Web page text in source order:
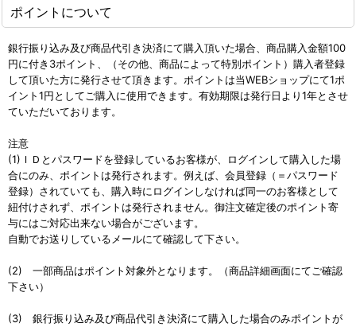
ポイントについて
銀行振り込み及び商品代引き決済にて購入頂いた場合、商品購入金額100
円に付き3ポイント、（その他、商品によって特別ポイント）購入者登録
して頂いた方に発行させて頂きます。ポイントは当WEBショップにて1ポ
イント1円としてご購入に使用できます。有効期限は発行日より1年とさせ
ていただいております。
注意
(1)ＩＤとパスワードを登録しているお客様が、ログインして購入した場
合にのみ、ポイントは発行されます。例えば、会員登録（＝パスワード
登録）されていても、購入時にログインしなければ同一のお客様として
紐付けされず、ポイントは発行されません。御注文確定後のポイント寄
与にはご対応出来ない場合がございます。
自動でお送りしているメールにて確認して下さい。
(2) 一部商品はポイント対象外となります。（商品詳細画面にてご確認
下さい）
(3) 銀行振り込み及び商品代引き決済にて購入した場合のみポイントが